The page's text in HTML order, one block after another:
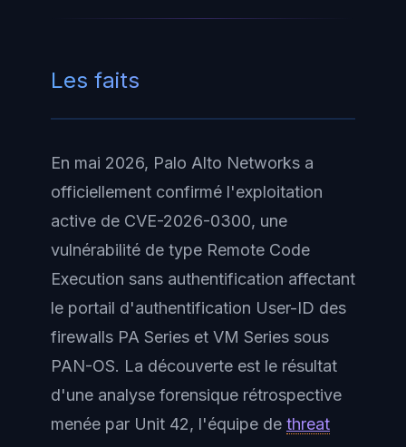
Les faits
En mai 2026, Palo Alto Networks a
officiellement confirmé l'exploitation
active de CVE-2026-0300, une
vulnérabilité de type Remote Code
Execution sans authentification affectant
le portail d'authentification User-ID des
firewalls PA Series et VM Series sous
PAN-OS. La découverte est le résultat
d'une analyse forensique rétrospective
menée par Unit 42, l'équipe de threat